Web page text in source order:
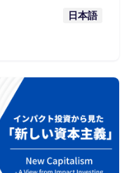
日本語